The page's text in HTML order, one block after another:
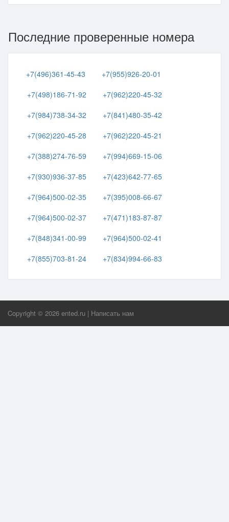
Последние проверенные номера
+7(496)361-45-43
+7(955)926-20-01
+7(498)186-71-92
+7(962)220-45-32
+7(984)738-34-32
+7(841)480-35-42
+7(962)220-45-28
+7(962)220-45-21
+7(388)274-76-59
+7(994)669-15-06
+7(930)936-37-85
+7(423)642-77-65
+7(964)500-02-35
+7(395)008-66-67
+7(964)500-02-37
+7(471)183-87-87
+7(848)341-00-99
+7(964)500-02-41
+7(855)703-81-24
+7(834)994-66-83
Copyright © 2026 ented.ru | Написать нам